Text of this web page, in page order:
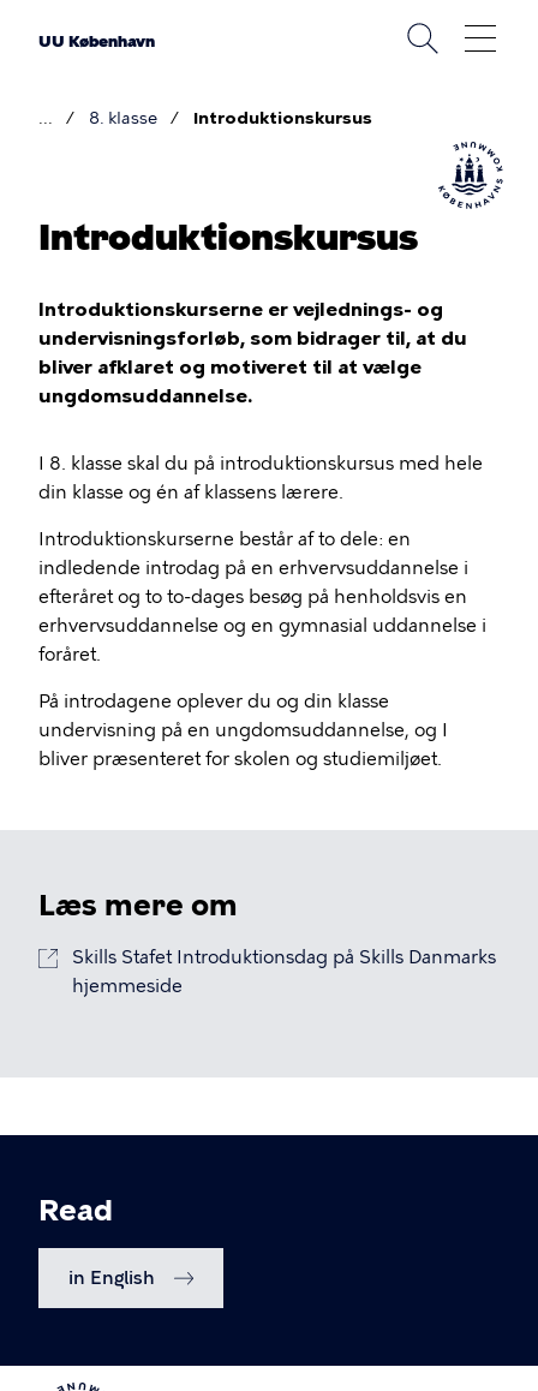
UU København
8. klasse Introduktionskursus
Introduktionskursus
Introduktionskurserne er vejlednings- og
undervisningsforløb, som bidrager til, at du
bliver afklaret og motiveret til at vælge
ungdomsuddannelse.
I 8. klasse skal du på introduktionskursus med hele
din klasse og én af klassens lærere.
Introduktionskurserne består af to dele: en
indledende introdag på en erhvervsuddannelse i
efteråret og to to-dages besøg på henholdsvis en
erhvervsuddannelse og en gymnasial uddannelse i
foråret.
På introdagene oplever du og din klasse
undervisning på en ungdomsuddannelse, og I
bliver præsenteret for skolen og studiemiljøet.
Læs mere om
Skills Stafet Introduktionsdag på Skills Danmarks
hjemmeside
Read
in English